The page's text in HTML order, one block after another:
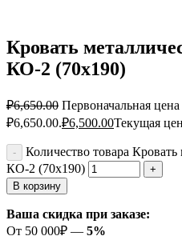
Кровать
КО-2 (70х190)
₽6,650.00 Первоначальная цена
₽6,650.00.₽6,500.00Текущая
Количество товара Кровать
КО-2 (70х190)
В корзину
Ваша скидка при заказе:
От 50 000₽ — 5%